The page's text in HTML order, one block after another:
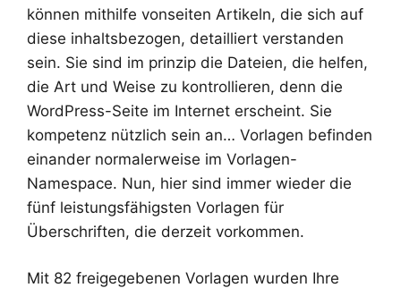
können mithilfe vonseiten Artikeln, die sich auf
diese inhaltsbezogen, detailliert verstanden
sein. Sie sind im prinzip die Dateien, die helfen,
die Art und Weise zu kontrollieren, denn die
WordPress-Seite im Internet erscheint. Sie
kompetenz nützlich sein an… Vorlagen befinden
einander normalerweise im Vorlagen-
Namespace. Nun, hier sind immer wieder die
fünf leistungsfähigsten Vorlagen für
Überschriften, die derzeit vorkommen.
Mit 82 freigegebenen Vorlagen wurden Ihre